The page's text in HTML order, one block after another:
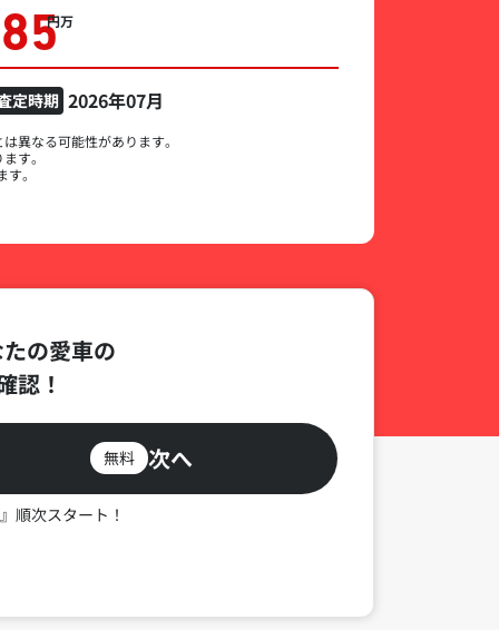
万円
定時期 2026年07月
異なる可能性があります。
す。
。
の愛車の
認！
無料 次へ
順次スタート！